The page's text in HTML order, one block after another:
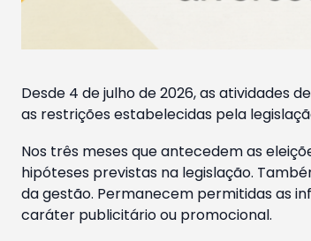
Desde 4 de julho de 2026, as atividades
as restrições estabelecidas pela
Nos três meses que antecedem as
hipóteses previstas na legislação.
da gestão. Permanecem permitidas as
caráter publicitário ou promocional.